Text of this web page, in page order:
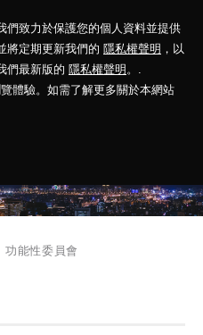
們致力於保護您的個人資料並提供
將定期更新我們的 隱私權聲明 ，以
們最新版的 隱私權聲明 。.
體驗。如需了解更多關於本網站
功能性委員會